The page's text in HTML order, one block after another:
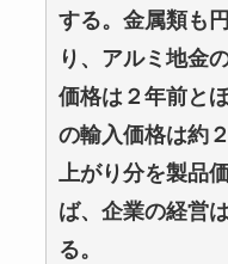
する。金属類も
り、アルミ地金
価格は２年前と
の輸入価格は約
上がり分を製品
ば、企業の経営
る。